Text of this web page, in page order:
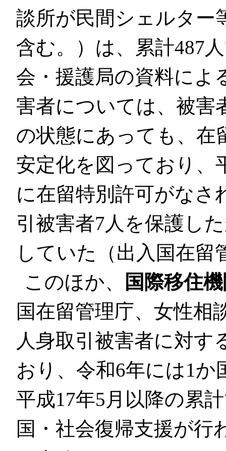
談所が民間シェルター
含む。）は、累計487
会・援護局の資料によ
害者については、被害
の状態にあっても、在
安定化を図っており、
に在留特別許可がなさ
引被害者7人を保護し
していた（出入国在留
このほか、
国際移住
国在留管理庁、女性相
人身取引被害者に対す
おり、令和6年には1か
平成17年5月以降の累
国・社会復帰支援が行